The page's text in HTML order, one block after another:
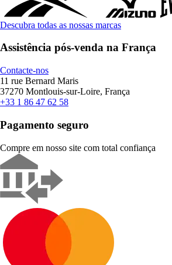
Descubra todas as nossas marcas
Assistência pós-venda na França
Contacte-nos
11 rue Bernard Maris
37270 Montlouis-sur-Loire, França
+33 1 86 47 62 58
Pagamento seguro
Compre em nosso site com total confiança